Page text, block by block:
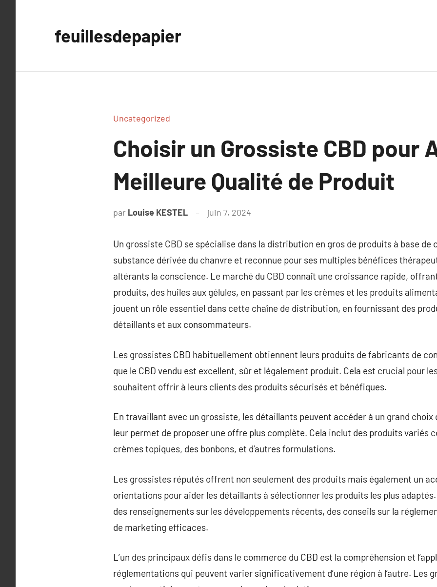
feuillesdepapier
Uncategorized
Choisir un Grossiste CBD pour
Meilleure Qualité de Produit
par Louise KESTEL juin 7, 2024
Un grossiste CBD se spécialise dans la distribution en gros de produits à base de
substance dérivée du chanvre et reconnue pour ses multiples bénéfices
altérants la conscience. Le marché du CBD connaît une croissance rapide,
produits, des huiles aux gélules, en passant par les crèmes et les produits
jouent un rôle essentiel dans cette chaîne de distribution, en fournissant des
détaillants et aux consommateurs.
Les grossistes CBD habituellement obtiennent leurs produits de fabricants de
que le CBD vendu est excellent, sûr et légalement produit. Cela est crucial pour
souhaitent offrir à leurs clients des produits sécurisés et bénéfiques.
En travaillant avec un grossiste, les détaillants peuvent accéder à un grand choix
leur permet de proposer une offre plus complète. Cela inclut des produits variés
crèmes topiques, des bonbons, et d’autres formulations.
Les grossistes réputés offrent non seulement des produits mais également un
orientations pour aider les détaillants à sélectionner les produits les plus
des renseignements sur les développements récents, des conseils sur la
de marketing efficaces.
L’un des principaux défis dans le commerce du CBD est la compréhension et
réglementations qui peuvent varier significativement d’une région à l’autre. Les